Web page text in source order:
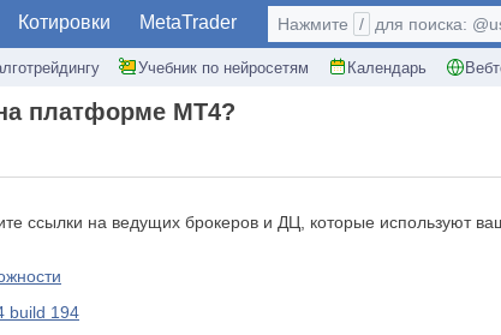
Котировки MetaTrader
Учебник по нейросетям Календарь
Нажмите / для поиска:
платформе МТ4?
ссылки на ведущих брокеров и ДЦ, которые используют
build 194